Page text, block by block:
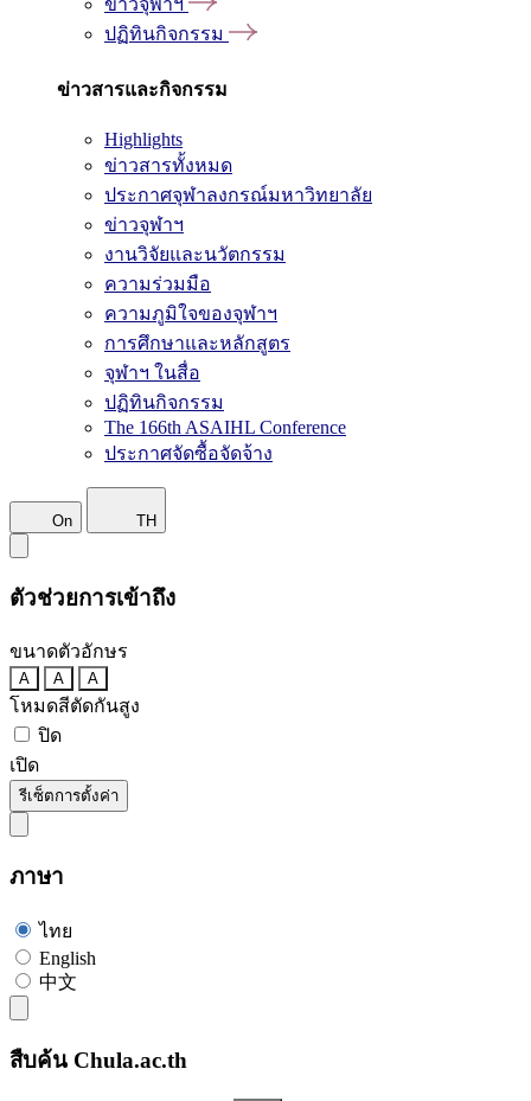
ข่าวจุฬาฯ
ปฏิทินกิจกรรม
ข่าวสารและกิจกรรม
Highlights
ข่าวสารทั้งหมด
ประกาศจุฬาลงกรณ์มหาวิทยาลัย
ข่าวจุฬาฯ
งานวิจัยและนวัตกรรม
ความร่วมมือ
ความภูมิใจของจุฬาฯ
การศึกษาและหลักสูตร
จุฬาฯ ในสื่อ
ปฏิทินกิจกรรม
The 166th ASAIHL Conference
ประกาศจัดซื้อจัดจ้าง
On TH
ตัวช่วยการเข้าถึง
ขนาดตัวอักษร
A A A
โหมดสีตัดกันสูง
ปิด
เปิด
รีเซ็ตการตั้งค่า
ภาษา
ไทย
English
中文
สืบค้น Chula.ac.th